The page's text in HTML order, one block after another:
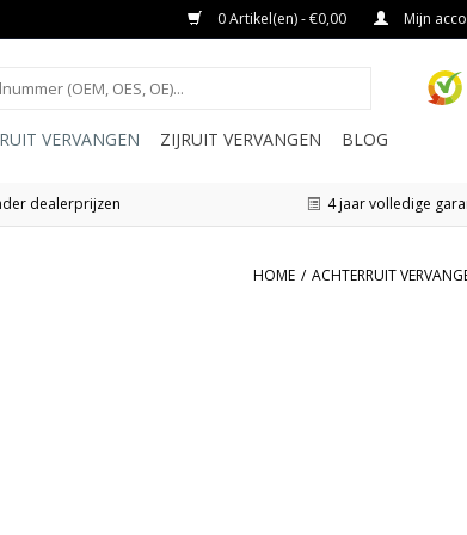
0 Artikel(en) - €0,00 Mijn
VERVANGEN ZIJRUIT VERVANGEN BLOG
dealerprijzen 4 jaar volledige
HOME / ACHTERRUIT